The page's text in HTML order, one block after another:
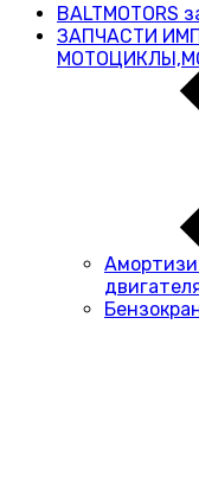
BALTMOTORS
ЗАПЧАСТИ